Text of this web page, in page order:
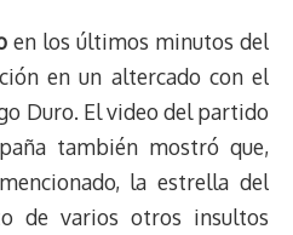
en los últimos minutos del
en un altercado con el
Duro. El video del partido
también mostró que,
la estrella del
de varios otros insultos